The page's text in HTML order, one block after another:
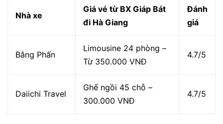
Nhà xe
Giá vé từ BX Giáp Bát
đi Hà Giang
Đánh
giá
Bằng Phấn
Limousine 24 phòng –
Từ 350.000 VNĐ
4.7/5
Daiichi Travel
Ghế ngồi 45 chỗ –
300.000 VNĐ
4.7/5